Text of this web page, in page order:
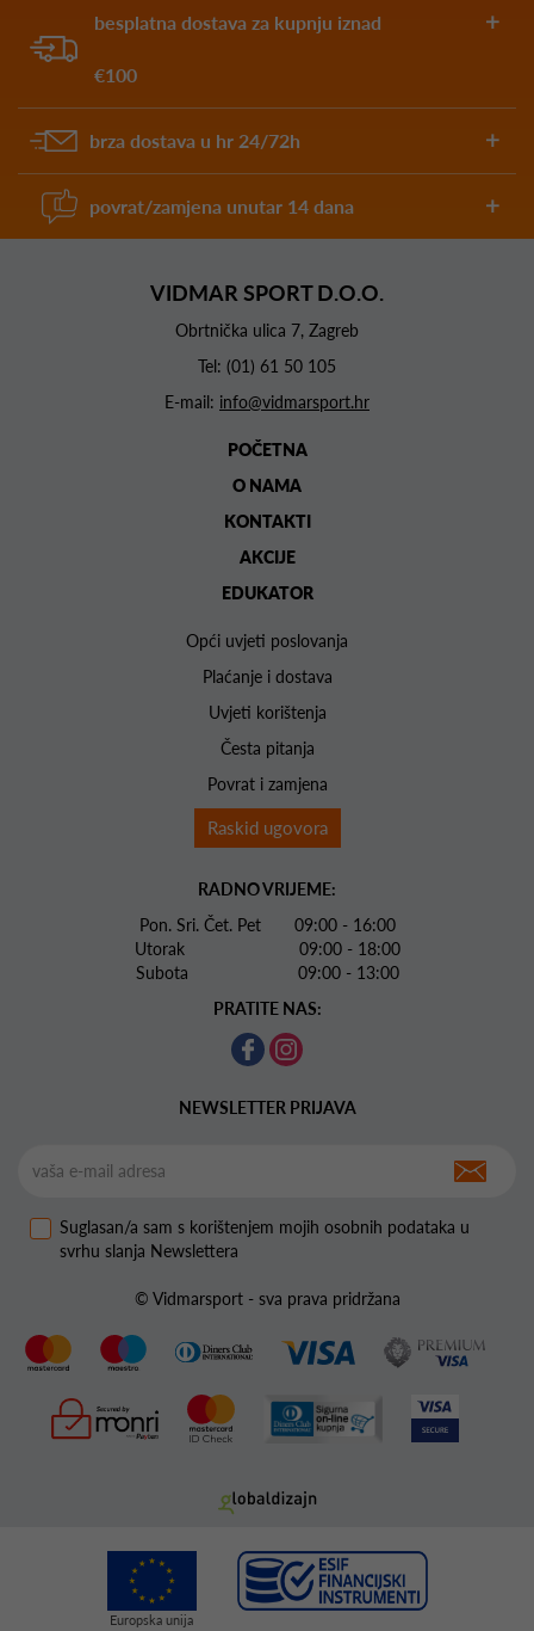
besplatna dostava za kupnju iznad
€100
brza dostava u hr 24/72h
povrat/zamjena unutar 14 dana
VIDMAR SPORT D.O.O.
Obrtnička ulica 7, Zagreb
Tel: (01) 61 50 105
E-mail: info@vidmarsport.hr
POČETNA
O NAMA
KONTAKTI
AKCIJE
EDUKATOR
Opći uvjeti poslovanja
Plaćanje i dostava
Uvjeti korištenja
Česta pitanja
Povrat i zamjena
Raskid ugovora
RADNO VRIJEME:
Pon. Sri. Čet. Pet 09:00 - 16:00
Utorak 09:00 - 18:00
Subota 09:00 - 13:00
PRATITE NAS:
NEWSLETTER PRIJAVA
Suglasan/a sam s korištenjem mojih osobnih podataka u
svrhu slanja Newslettera
© Vidmarsport - sva prava pridržana